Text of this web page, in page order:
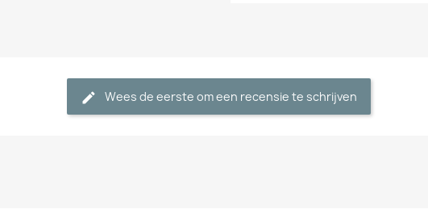
Wees de eerste om een recensie te schrijven